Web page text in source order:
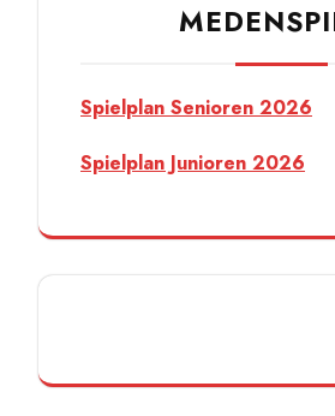
Spielplan Senioren 2026
Spielplan Junioren 2026